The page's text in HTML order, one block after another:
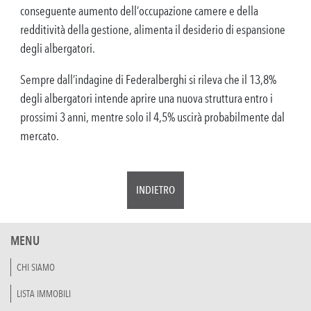
conseguente aumento dell’occupazione camere e della
redditività della gestione, alimenta il desiderio di espansione
degli albergatori.
Sempre dall’indagine di Federalberghi si rileva che il 13,8%
degli albergatori intende aprire una nuova struttura entro i
prossimi 3 anni, mentre solo il 4,5% uscirà probabilmente dal
mercato.
INDIETRO
MENU
CHI SIAMO
LISTA IMMOBILI